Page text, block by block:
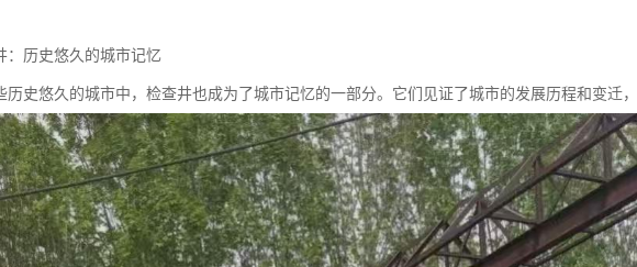
：历史悠久的城市记忆
历史悠久的城市中，检查井也成为了城市记忆的一部分。它们见证了城市的发展历程和变迁